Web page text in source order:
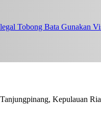
Tobong Bata Gunakan
Kepulauan